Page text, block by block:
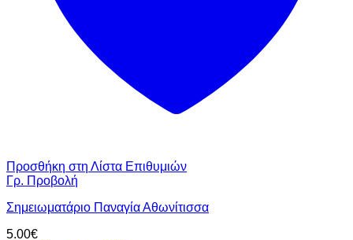
Προσθήκη στη Λίστα Επιθυμιών
Γρ. Προβολή
Σημειωματάριο Παναγία Αθωνίτισσα
5.00€